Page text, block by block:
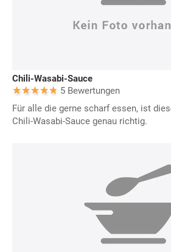
Chili-Wasabi-Sauce
5 Bewertungen
Für alle die gerne scharf essen, ist
Chili-Wasabi-Sauce genau richtig.